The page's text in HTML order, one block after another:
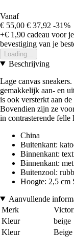
Vanaf
€ 55,00 € 37,92 -31%
+€ 1,90 cadeau voor
bevestiging van je
Loading...
Beschrijving
Lage canvas
gemakkelijk aan- en
is ook versterkt aan
Bovendien zijn ze
in contrasterende felle
China
Buitenkant:
Binnenkant:
Binnenkant:
Buitenzool:
Hoogte: 2,5 cm
Aanvullende
Merk
Kleur
beige
Kleur
Beige